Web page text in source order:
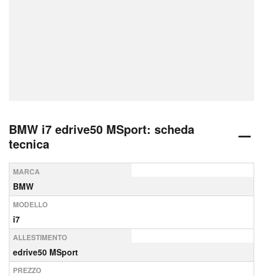
BMW i7 edrive50 MSport: scheda
tecnica
MARCA
BMW
MODELLO
i7
ALLESTIMENTO
edrive50 MSport
PREZZO